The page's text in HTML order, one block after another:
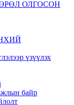
ОЛГОСОН
үзүүлэх
байр